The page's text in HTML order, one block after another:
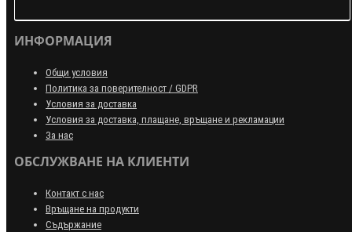
ИНФОРМАЦИЯ
Общи условия
Политика за поверителност / GDPR
Условия за доставка
Условия за доставка, плащане, връщане и рекламации
За нас
ОБСЛУЖВАНЕ НА КЛИЕНТИ
Контакт с нас
Връщане на продукти
Съдържание